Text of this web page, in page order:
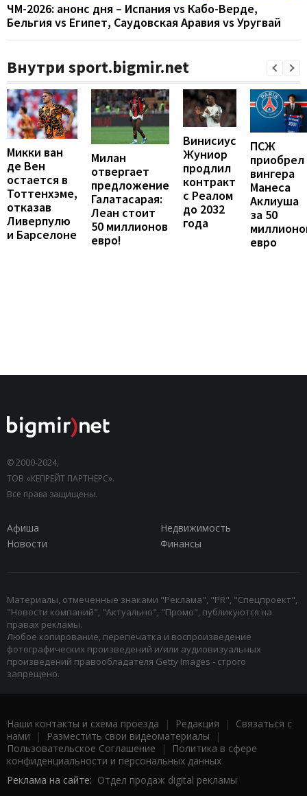
ЧМ-2026: анонс дня – Испания vs Кабо-Верде,
Бельгия vs Египет, Саудовская Аравия vs Уругвай
Внутри sport.bigmir.net
Микки ван
де Вен
остается в
Тоттенхэме,
отказав
Ливерпулю
и Барселоне
Милан
отвергает
предложение
Галатасарая:
Леан стоит
50 миллионов
евро!
Винисиус
Жуниор
продлил
контракт
с Реалом
до 2032
года
ПСЖ
приобрел
вингера
Манеса
Аклиуша
за 50
евро
© 2000-2024,
ТОВ «КЕПРЕЙТ ПАРТНЕРС».
Все права защищены.
Афиша
Недвижимость
Новости
Финансы
Материалы, отмеченные знаками "Реклама", "PR", "Спецпроект",
"Новости компаний", "Актуально", "Промо", публикуются на
правах рекламы.
Любое копирование, перепечатка и воспроизведение
фотографических произведений и/или аудиовизуальных
произведений правообладателя Getty Images - строго
запрещено.
Наши контакты и схема проезда | Редакция | Связаться с
нами | Разместить свои видеоматериалы |
Пользовательское Соглашение |
Политика в сфере
конфиденциальности и персональных данных
Реклама на сайте: Отдел продаж digital рекламы